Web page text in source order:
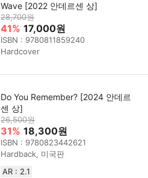
Wave [2022 안데르센 상]
28,700원
41% 17,000원
ISBN : 9780811859240
Hardcover
Do You Remember? [2024 안데르
센 상]
26,500원
31% 18,300원
ISBN : 9780823442621
Hardback, 미국판
AR : 2.1